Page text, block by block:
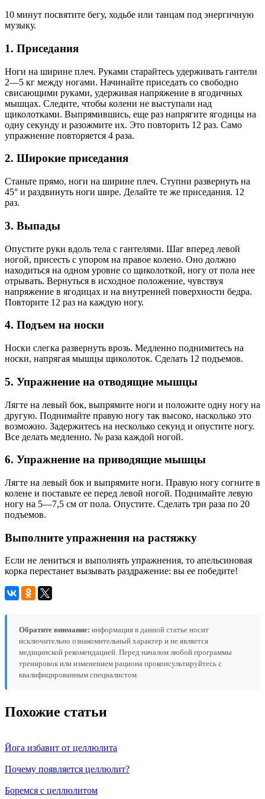
10 минут посвятите бегу, ходьбе или танцам под энергичную
музыку.
1. Приседания
Ноги на ширине плеч. Руками старайтесь удерживать гантели
2—5 кг между ногами. Начинайте приседать со свободно
свисающими руками, удерживая напряжение в ягодичных
мышцах. Следите, чтобы колени не выступали над
щиколотками. Выпрямившись, еще раз напрягите ягодицы на
одну секунду и разожмите их. Это повторить 12 раз. Само
упражнение повторяется 4 раза.
2. Широкие приседания
Станьте прямо, ноги на ширине плеч. Ступни развернуть на
45° и раздвинуть ноги шире. Делайте те же приседания. 12
раз.
3. Выпады
Опустите руки вдоль тела с гантелями. Шаг вперед левой
ногой, присесть с упором на правое колено. Оно должно
находиться на одном уровне со щиколоткой, ногу от пола нее
отрывать. Вернуться в исходное положение, чувствуя
напряжение в ягодицах и на внутренней поверхности бедра.
Повторите 12 раз на каждую ногу.
4. Подъем на носки
Носки слегка развернуть врозь. Медленно поднимитесь на
носки, напрягая мышцы щиколоток. Сделать 12 подъемов.
5. Упражнение на отводящие мышцы
Лягте на левый бок, выпрямите ноги и положите одну ногу на
другую. Поднимайте правую ногу так высоко, насколько это
возможно. Задержитесь на несколько секунд и опустите ногу.
Все делать медленно. № раза каждой ногой.
6. Упражнение на приводящие мышцы
Лягте на левый бок и выпрямите ноги. Правую ногу согните в
колене и поставьте ее перед левой ногой. Поднимайте левую
ногу на 5—7,5 см от пола. Опустите. Сделать три раза по 20
подъемов.
Выполните упражнения на растяжку
Если не лениться и выполнять упражнения, то апельсиновая
корка перестанет вызывать раздражение: вы ее победите!
Обратите внимание: информация в данной статье носит
исключительно ознакомительный характер и не является
медицинской рекомендацией. Перед началом любой программы
тренировок или изменением рациона проконсультируйтесь с
квалифицированным специалистом.
Похожие статьи
Йога избавит от целлюлита
Почему появляется целлюлит?
Боремся с целлюлитом